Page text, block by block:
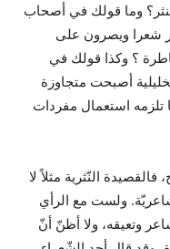
وما قولك في أصحاب
شعرا ويصرون على
؟ وكذا قولك في
أصبحت متجاوزة
تلزمه استعمال مفردات
النّثرية مثلاً لا
ولست مع الرأي
وتعيقه، ولا أظنّ أنّ